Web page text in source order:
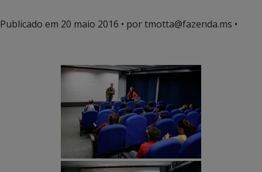
Publicado em 20 maio 2016 • por tmotta@fazenda.ms •